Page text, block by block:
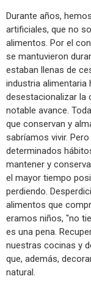
Durante años,
artificiales, que no
alimentos. Por el
se mantuvieron
estaban llenas de
industria alimentaria
desestacionalizar la
notable avance.
que conservan y
sabríamos vivir.
determinados
mantener y
el mayor tiempo
perdiendo.
alimentos que
eramos niños, "no
es una pena.
nuestras cocinas y
que, además,
natural.